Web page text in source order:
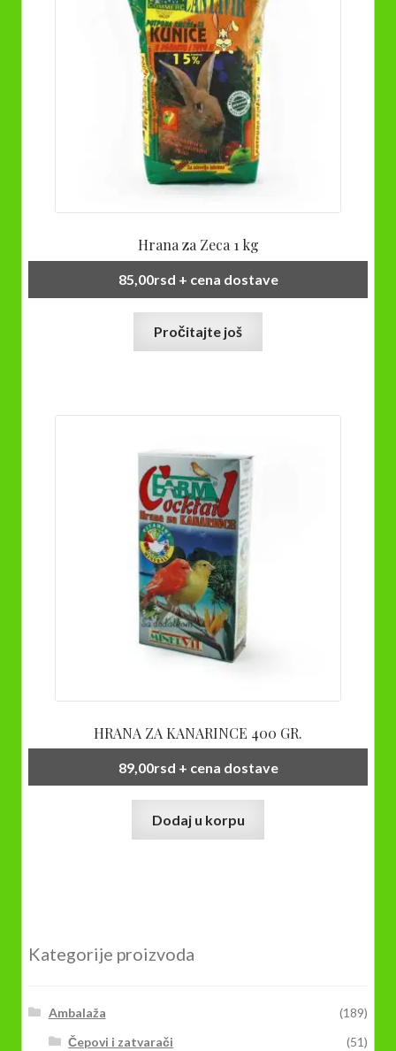
Hrana za Zeca 1 kg
85,00rsd + cena dostave
Pročitajte još
HRANA ZA KANARINCE 400 GR.
89,00rsd + cena dostave
Dodaj u korpu
Kategorije proizvoda
Ambalaža
(189)
Čepovi i zatvarači
(51)